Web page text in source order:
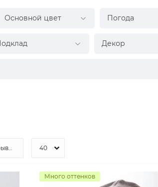
Основной цвет Погода
Декор
Много оттенков